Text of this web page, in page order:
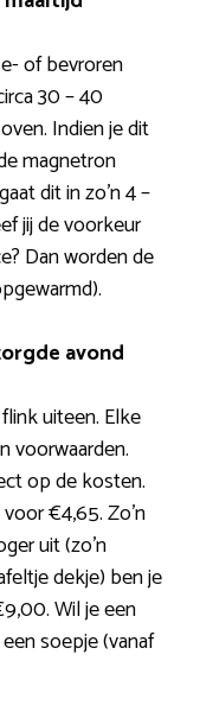
of bevroren
30 – 40
Indien je dit
magnetron
dit in zo’n 4 –
jij de voorkeur
Dan worden de
avond
uiteen. Elke
voorwaarden.
op de kosten.
€4,65. Zo’n
uit (zo’n
dekje) ben je
Wil je een
soepje (vanaf